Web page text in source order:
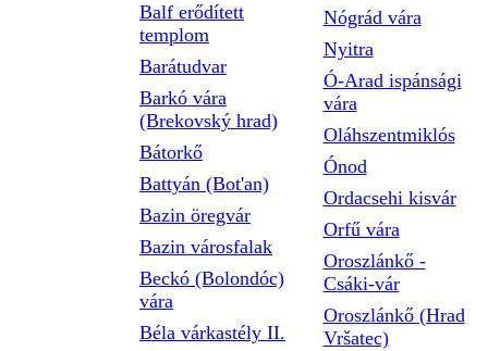
Balf erődített
templom
Barátudvar
Barkó vára
(Brekovský hrad)
Bátorkő
Battyán (Bot'an)
Bazin öregvár
Bazin városfalak
Beckó (Bolondóc)
vára
Béla várkastély II.
Nógrád vára
Nyitra
Ó-Arad ispánsági
vára
Oláhszentmiklós
Ónod
Ordacsehi kisvár
Orfű vára
Oroszlánkő -
Csáki-vár
Oroszlánkő (Hrad
Vršatec)